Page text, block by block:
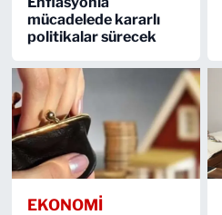
mücadelede kararlı
politikalar sürecek
EKONOMİ